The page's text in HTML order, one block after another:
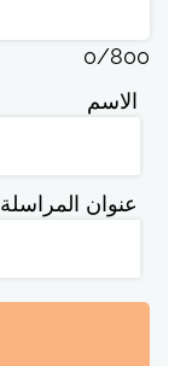
0/800
الاسم
عنوان المراسلة